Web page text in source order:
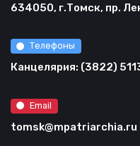
634050, г.Томск, пр.
Телефоны
Канцелярия: (3822)
Email
tomsk@mpatriarchia.ru